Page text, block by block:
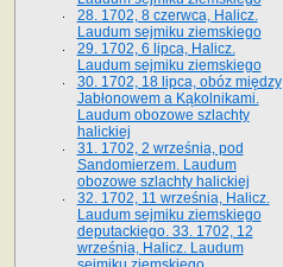
28. 1702, 8 czerwca, Halicz.
Laudum sejmiku ziemskiego
29. 1702, 6 lipca, Halicz.
Laudum sejmiku ziemskiego
30. 1702, 18 lipca, obóz między
Jabłonowem a Kąkolnikami.
Laudum obozowe szlachty
halickiej
31. 1702, 2 września, pod
Sandomierzem. Laudum
obozowe szlachty halickiej
32. 1702, 11 września, Halicz.
Laudum sejmiku ziemskiego
deputackiego. 33. 1702, 12
września, Halicz. Laudum